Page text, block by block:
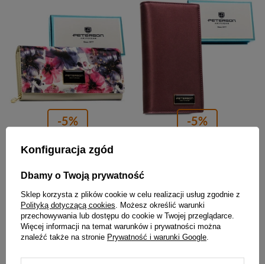
-5% -5%
142,00 zł
PROMOCJA PROMOCJA
Konfiguracja zgód
Dbamy o Twoją prywatność
Sklep korzysta z plików cookie w celu realizacji usług zgodnie z
Polityką dotyczącą cookies . Możesz określić warunki
przechowywania lub dostępu do cookie w Twojej przeglądarce.
Więcej informacji na temat warunków i prywatności można
znaleźć także na stronie Prywatność i warunki Google